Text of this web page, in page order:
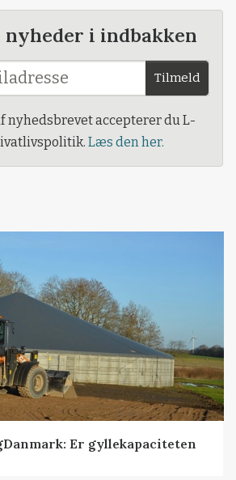
nyheder i indbakken
Tilmeld
nyhedsbrevet accepterer du L-
Læs den her.
Er gyllekapaciteten